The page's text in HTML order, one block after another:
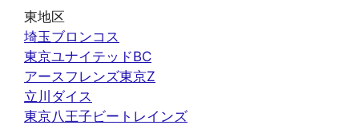
東地区
埼玉ブロンコス
東京ユナイテッドBC
アースフレンズ東京Z
立川ダイス
東京八王子ビートレインズ